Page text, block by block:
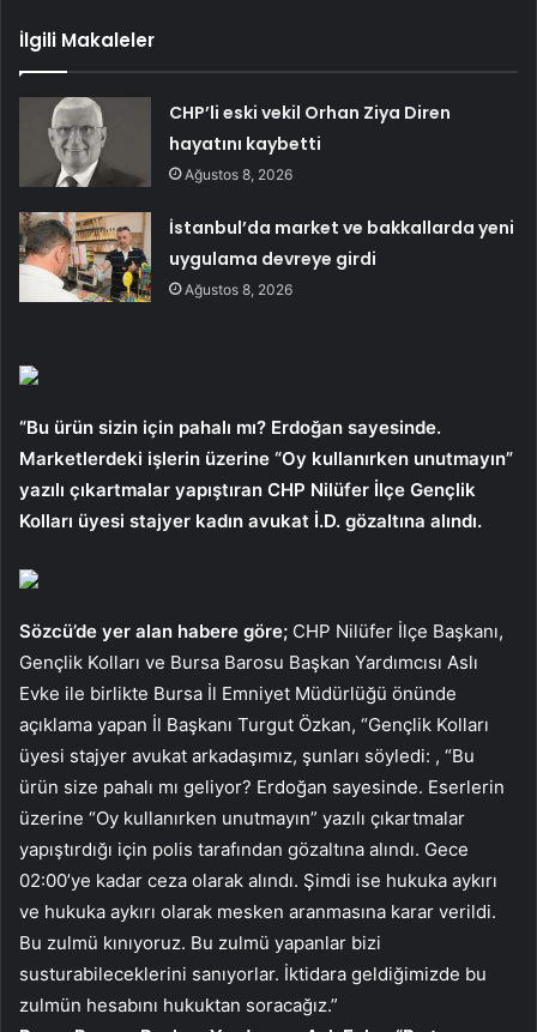
İlgili Makaleler
CHP’li eski vekil Orhan Ziya Diren
hayatını kaybetti
Ağustos 8, 2026
İstanbul’da market ve bakkallarda yeni
uygulama devreye girdi
Ağustos 8, 2026
“Bu ürün sizin için pahalı mı? Erdoğan sayesinde.
Marketlerdeki işlerin üzerine “Oy kullanırken unutmayın”
yazılı çıkartmalar yapıştıran CHP Nilüfer İlçe Gençlik
Kolları üyesi stajyer kadın avukat İ.D. gözaltına alındı.
Sözcü’de yer alan habere göre; CHP Nilüfer İlçe Başkanı,
Gençlik Kolları ve Bursa Barosu Başkan Yardımcısı Aslı
Evke ile birlikte Bursa İl Emniyet Müdürlüğü önünde
açıklama yapan İl Başkanı Turgut Özkan, “Gençlik Kolları
üyesi stajyer avukat arkadaşımız, şunları söyledi: , “Bu
ürün size pahalı mı geliyor? Erdoğan sayesinde. Eserlerin
üzerine “Oy kullanırken unutmayın” yazılı çıkartmalar
yapıştırdığı için polis tarafından gözaltına alındı. Gece
02:00’ye kadar ceza olarak alındı. Şimdi ise hukuka aykırı
ve hukuka aykırı olarak mesken aranmasına karar verildi.
Bu zulmü kınıyoruz. Bu zulmü yapanlar bizi
susturabileceklerini sanıyorlar. İktidara geldiğimizde bu
zulmün hesabını hukuktan soracağız.”